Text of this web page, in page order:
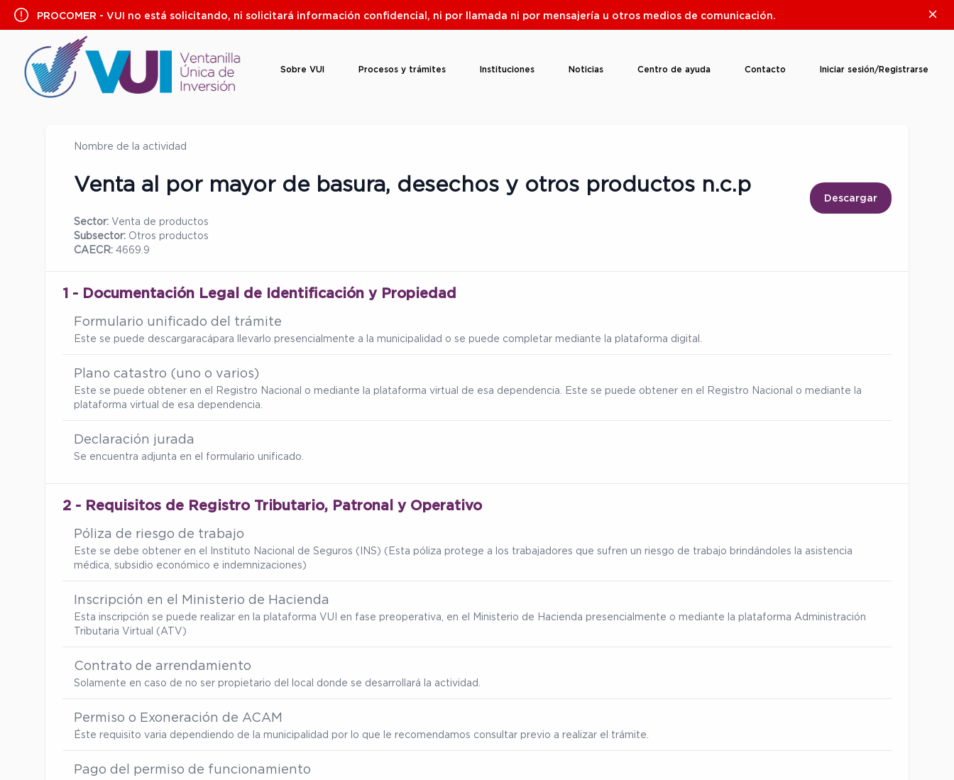
Saltar
PROCOMER - VUI no está solicitando, ni solicitará información confidencial, ni por llamada ni por mensajería u otros medios de comunicación.
Sobre VUI Procesos y trámites Instituciones Noticias Centro de ayuda Contacto Iniciar sesión/Registrarse
Nombre de la actividad
Venta al por mayor de basura, desechos y otros productos n.c.p
Sector: Venta de productos
Subsector: Otros productos
CAECR: 4669.9
Descargar
1 - Documentación Legal de Identificación y Propiedad
Formulario unificado del trámite
Este se puede descargaracápara llevarlo presencialmente a la municipalidad o se puede completar mediante la plataforma digital.
Plano catastro (uno o varios)
Este se puede obtener en el Registro Nacional o mediante la plataforma virtual de esa dependencia. Este se puede obtener en el Registro Nacional o mediante la
plataforma virtual de esa dependencia.
Declaración jurada
Se encuentra adjunta en el formulario unificado.
2 - Requisitos de Registro Tributario, Patronal y Operativo
Póliza de riesgo de trabajo
Este se debe obtener en el Instituto Nacional de Seguros (INS) (Esta póliza protege a los trabajadores que sufren un riesgo de trabajo brindándoles la asistencia
médica, subsidio económico e indemnizaciones)
Inscripción en el Ministerio de Hacienda
Esta inscripción se puede realizar en la plataforma VUI en fase preoperativa, en el Ministerio de Hacienda presencialmente o mediante la plataforma Administración
Tributaria Virtual (ATV)
Contrato de arrendamiento
Solamente en caso de no ser propietario del local donde se desarrollará la actividad.
Permiso o Exoneración de ACAM
Éste requisito varia dependiendo de la municipalidad por lo que le recomendamos consultar previo a realizar el trámite.
Pago del permiso de funcionamiento